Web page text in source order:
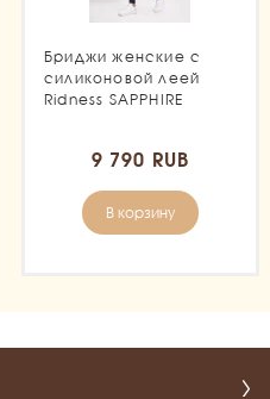
Бриджи женские с
силиконовой леей
Ridness SAPPHIRE
9 790 RUB
В корзину